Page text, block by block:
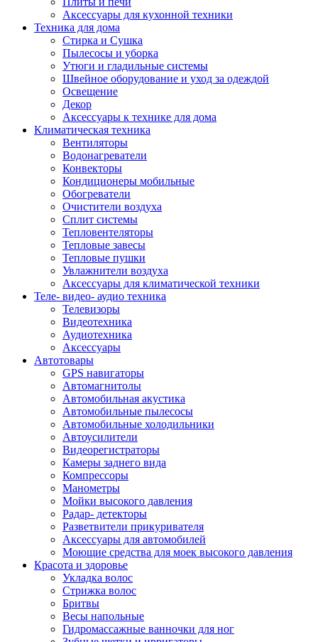
Аксессуары для кухонной техники
Техника для дома
Стирка и Сушка
Пылесосы и уборка
Утюги и гладильные системы
Швейное оборудование и уход за одеждой
Освещение
Декор
Аксессуары к технике для дома
Климатическая техника
Вентиляторы
Водонагреватели
Конвекторы
Кондиционеры мобильные
Обогреватели
Очистители воздуха
Сплит системы
Тепловентеляторы
Тепловые завесы
Тепловые пушки
Увлажнители воздуха
Аксессуары для климатической техники
Теле- видео- аудио техника
Телевизоры
Видеотехника
Аудиотехника
Аксессуары
Автотовары
GPS навигаторы
Автомагнитолы
Автомобильная акустика
Автомобильные пылесосы
Автомобильные холодильники
Автоусилители
Видеорегистраторы
Камеры заднего вида
Компрессоры
Манометры
Мойки высокого давления
Радар- детекторы
Разветвители прикуривателя
Аксессуары для автомобилей
Моющие средства для моек высокого давления
Красота и здоровье
Укладка волос
Стрижка волос
Бритвы
Весы напольные
Гидромассажные ванночки для ног